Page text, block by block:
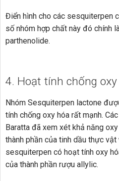
Điển hình cho các sesquiterpen
số nhóm hợp chất này đó chính
parthenolide.
4. Hoạt tính chống oxy
Nhóm Sesquiterpen lactone
tính chống oxy hóa rất mạnh.
Baratta đã xem xét khả năng
thành phần của tinh dầu thực
sesquiterpen có hoạt tính oxy
của thành phần rượu allylic.